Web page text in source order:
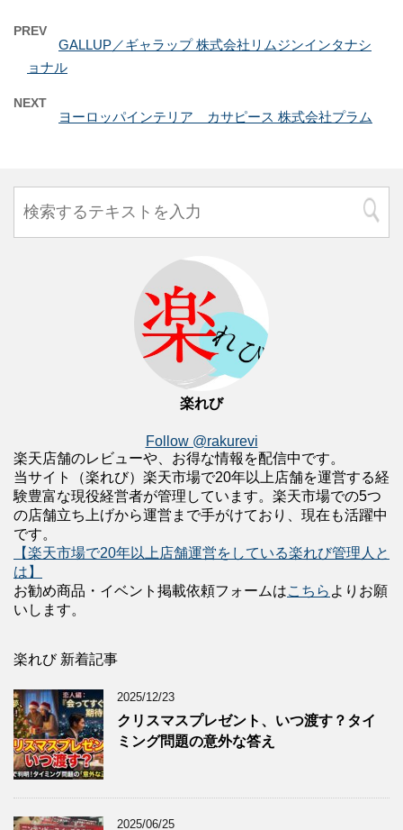
PREV
GALLUP／ギャラップ 株式会社リムジンインタナシ
ョナル
NEXT
ヨーロッパインテリア カサピース 株式会社プラム
楽れび
Follow @rakurevi
楽天店舗のレビューや、お得な情報を配信中です。
当サイト（楽れび）楽天市場で20年以上店舗を運営する経
験豊富な現役経営者が管理しています。楽天市場での5つ
の店舗立ち上げから運営まで手がけており、現在も活躍中
です。
【楽天市場で20年以上店舗運営をしている楽れび管理人と
は】
お勧め商品・イベント掲載依頼フォームはこちら よりお願
いします。
楽れび 新着記事
2025/12/23
クリスマスプレゼント、いつ渡す？タイ
ミング問題の意外な答え
2025/06/25